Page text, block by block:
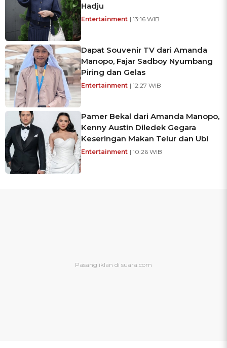
Hadju
Entertainment | 13:16 WIB
Dapat Souvenir TV dari Amanda
Manopo, Fajar Sadboy Nyumbang
Piring dan Gelas
Entertainment | 12:27 WIB
Pamer Bekal dari Amanda Manopo,
Kenny Austin Diledek Gegara
Keseringan Makan Telur dan Ubi
Entertainment | 10:26 WIB